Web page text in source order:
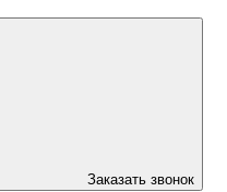
Заказать звонок